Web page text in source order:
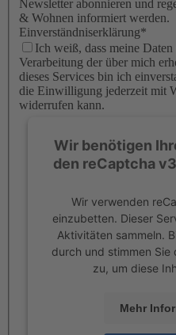
Newsletter abonnieren und
& Wohnen informiert werden.
Einverständniserklärung*
Ich weiß, dass meine
Verarbeitung der über mich
dieses Services bin ich
die Einwilligung jederzeit mit
widerrufen kann.
Wir benötigen
den reCaptcha
Wir verwenden
einzubetten. Dieser
Aktivitäten sammeln.
durch und stimmen
zu, um diese
Mehr